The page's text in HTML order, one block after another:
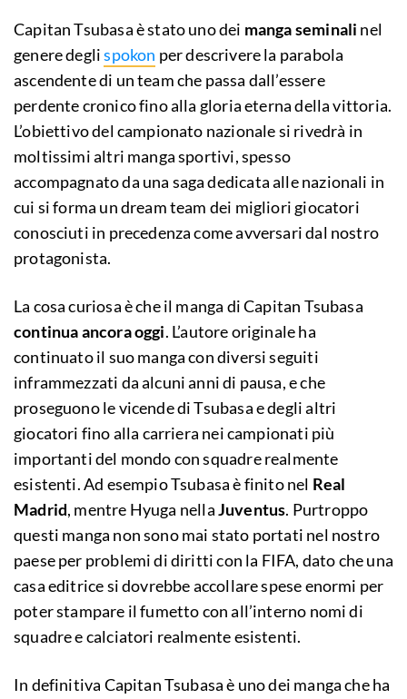
Capitan Tsubasa è stato uno dei manga seminali nel
genere deglispokon per descrivere la parabola
ascendente di un team che passa dall’essere
perdente cronico fino alla gloria eterna della vittoria.
L’obiettivo del campionato nazionale si rivedrà in
moltissimi altri manga sportivi, spesso
accompagnato da una saga dedicata alle nazionali in
cui si forma un dream team dei migliori giocatori
conosciuti in precedenza come avversari dal nostro
protagonista.
La cosa curiosa è che il manga di Capitan Tsubasa
continua ancora oggi. L’autore originale ha
continuato il suo manga con diversi seguiti
inframmezzati da alcuni anni di pausa, e che
proseguono le vicende di Tsubasa e degli altri
giocatori fino alla carriera nei campionati più
importanti del mondo con squadre realmente
esistenti. Ad esempio Tsubasa è finito nel Real
Madrid, mentre Hyuga nellaJuventus. Purtroppo
questi manga non sono mai stato portati nel nostro
paese per problemi di diritti con la FIFA, dato che una
casa editrice si dovrebbe accollare spese enormi per
poter stampare il fumetto con all’interno nomi di
squadre e calciatori realmente esistenti.
In definitiva Capitan Tsubasa è uno dei manga che ha